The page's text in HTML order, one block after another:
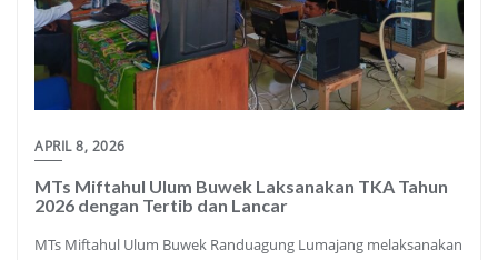
APRIL 8, 2026
MTs Miftahul Ulum Buwek Laksanakan TKA Tahun
2026 dengan Tertib dan Lancar
MTs Miftahul Ulum Buwek Randuagung Lumajang melaksanakan